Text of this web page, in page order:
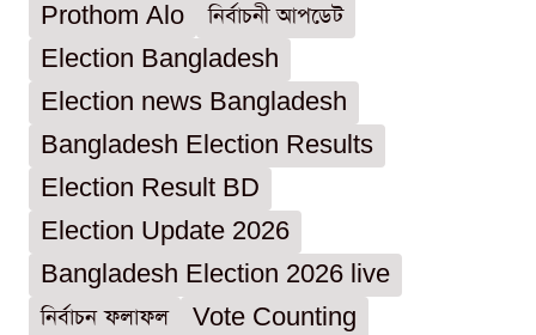
Prothom Alo
নির্বাচনী আপডেট
Election Bangladesh
Election news Bangladesh
Bangladesh Election Results
Election Result BD
Election Update 2026
Bangladesh Election 2026 live
নির্বাচন ফলাফল
Vote Counting